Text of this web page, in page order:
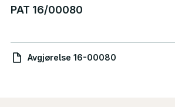
PAT 16/00080
Avgjørelse 16-00080